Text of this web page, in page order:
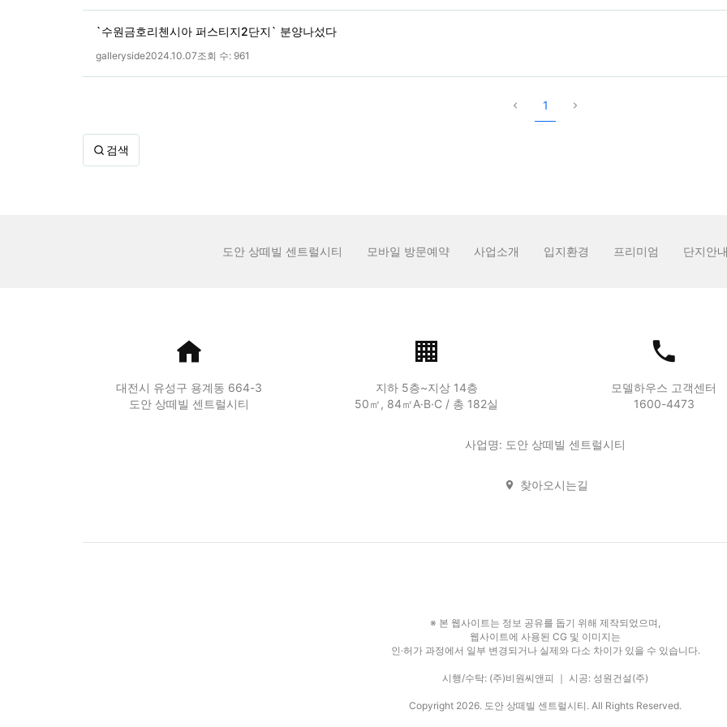
`수원금호리첸시아 퍼스티지2단지` 분양나섰다
galleryside2024.10.07조회 수: 961
1
검색
도안 상떼빌 센트럴시티 모바일 방문예약 사업소개 입지환경 프리미엄 단지안내
대전시 유성구 용계동 664-3
도안 상떼빌 센트럴시티
지하 5층~지상 14층
50㎡, 84㎡A·B·C / 총 182실
모델하우스 고객센터
1600-4473
사업명: 도안 상떼빌 센트럴시티
찾아오시는길
※ 본 웹사이트는 정보 공유를 돕기 위해 제작되었으며,
웹사이트에 사용된 CG 및 이미지는
인·허가 과정에서 일부 변경되거나 실제와 다소 차이가 있을 수 있습니다.
시행/수탁: (주)비원씨앤피 ｜ 시공: 성원건설(주)
Copyright 2026. 도안 상떼빌 센트럴시티. All Rights Reserved.